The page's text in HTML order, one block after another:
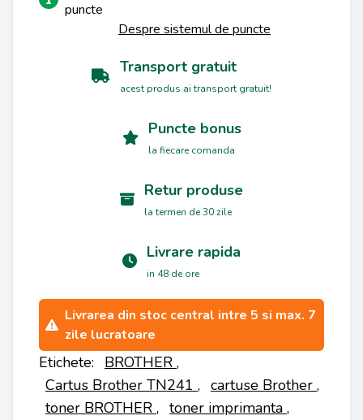
puncte
Despre sistemul de puncte
Transport gratuit
acest produs ai transport gratuit!
Puncte bonus
la fiecare comanda
Retur produse
la termen de 30 zile
Livrare rapida
in 48 de ore
Livrarea din stoc central intre 5 si max. 7
zile lucratoare
Etichete: BROTHER ,
Cartus Brother TN241 , cartuse Brother ,
toner BROTHER , toner imprimanta ,